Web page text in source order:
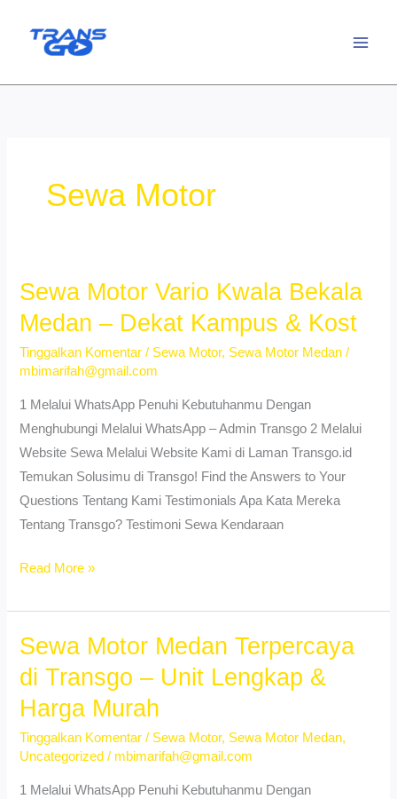
Sewa Motor
Sewa Motor Vario Kwala Bekala
Medan – Dekat Kampus & Kost
Tinggalkan Komentar / Sewa Motor, Sewa Motor Medan /
mbimarifah@gmail.com
1 Melalui WhatsApp Penuhi Kebutuhanmu Dengan
Menghubungi Melalui WhatsApp – Admin Transgo 2 Melalui
Website Sewa Melalui Website Kami di Laman Transgo.id
Temukan Solusimu di Transgo! Find the Answers to Your
Questions Tentang Kami Testimonials Apa Kata Mereka
Tentang Transgo? Testimoni Sewa Kendaraan
Sewa
Vario
Kwala
Medan
–
Dekat
Kampus
&
Read More »
Sewa Motor Medan Terpercaya
di Transgo – Unit Lengkap &
Harga Murah
Tinggalkan Komentar / Sewa Motor, Sewa Motor Medan,
Uncategorized / mbimarifah@gmail.com
1 Melalui WhatsApp Penuhi Kebutuhanmu Dengan